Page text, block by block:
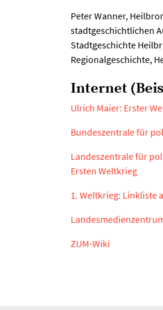
Peter Wanner,
stadtgeschichtlichen
Stadtgeschichte
Regionalgeschichte,
Internet
Ulrich Maier: Erster
Bundeszentrale für
Landeszentrale für
Ersten Weltkrieg
1. Weltkrieg: Linkliste
ZUM-Wiki